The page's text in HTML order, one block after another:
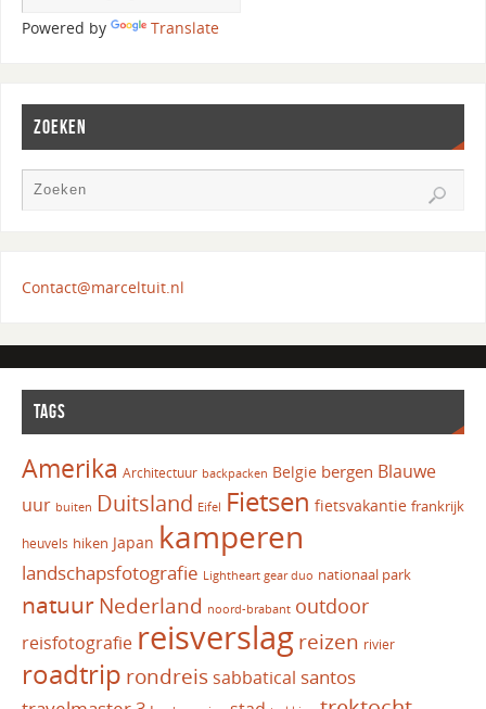
Powered by Translate
ZOEKEN
Contact@marceltuit.nl
TAGS
Amerika Architectuur backpacken Belgie bergen Blauwe
uur buiten Duitsland Eifel Fietsen fietsvakantie frankrijk
heuvels hiken Japan kamperen
landschapsfotografie Lightheart gear duo nationaal park
natuur Nederland noord-brabant outdoor
reisfotografie reisverslag reizen rivier
roadtrip rondreis sabbatical santos